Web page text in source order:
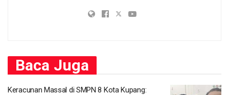
Baca Juga
Keracunan Massal di SMPN 8 Kota Kupang: